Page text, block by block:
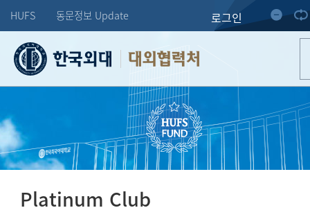
HUFS 동문정보 Update 로그인
대외협력처
Platinum Club